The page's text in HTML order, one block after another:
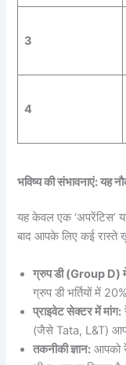
3
4
भविष्य की संभावनाएं: यह
यह केवल एक ‘अपरेंटिस’
बाद आपके लिए कई रास्ते
ग्रुप डी (Group D)
ग्रुप डी भर्तियों में
प्राइवेट सेक्टर में मांग:
(जैसे Tata, L&T)
तकनीकी ज्ञान: आपको